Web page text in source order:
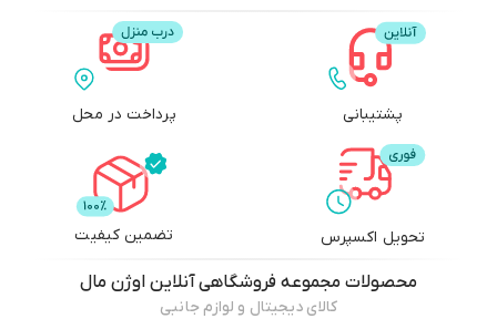
پشتیبانی پرداخت در محل
تحویل اکسپرس تضمین کیفیت
محصولات مجموعه فروشگاهی آنلاین اوژن مال
کالای دیجیتال و لوازم جانبی